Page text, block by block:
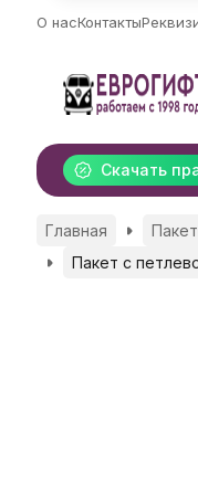
О насКонтакты
Скачать
Главная
Пакет с